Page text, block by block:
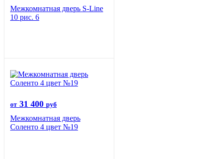
Межкомнатная дверь S-Line
10 рис. 6
от 31 400 руб
Межкомнатная дверь
Соленто 4 цвет №19